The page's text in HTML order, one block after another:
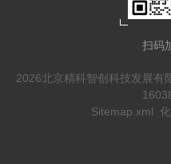
扫码
2026北京精科智创科技发展
Sitemap.xml